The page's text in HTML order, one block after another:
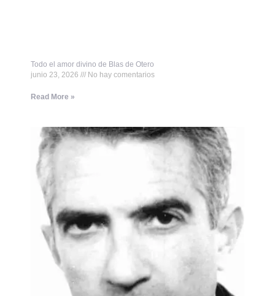
Todo el amor divino de Blas de Otero
junio 23, 2026
No hay comentarios
Read More »